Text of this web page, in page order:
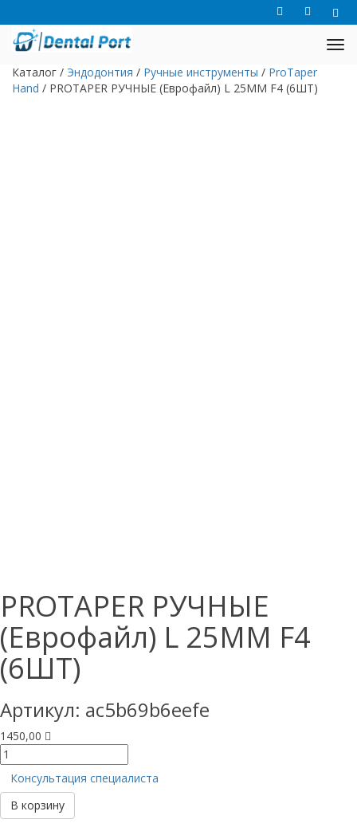
Каталог / Эндодонтия / Ручные инструменты / ProTaper
Hand / PROTAPER РУЧНЫЕ (Еврофайл) L 25ММ F4 (6ШТ)
PROTAPER РУЧНЫЕ
(Еврофайл) L 25ММ F4
(6ШТ)
Артикул: ac5b69b6eefe
1450,00
Количество
товара
PROTAPER
РУЧНЫЕ
(Еврофайл)
Консультация специалиста
В корзину